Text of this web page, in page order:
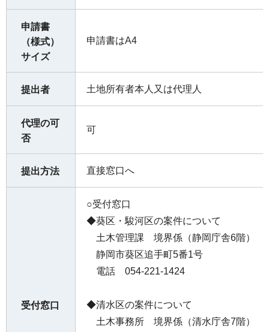
申請書
（様式）
サイズ
申請書はA4
提出者 土地所有者本人又は代理人
代理の可
否
可
提出方法 直接窓口へ
受付窓口
○受付窓口
◆葵区・駿河区の案件について
土木管理課 境界係（静岡庁舎6階）
静岡市葵区追手町5番1号
電話 054-221-1424
◆清水区の案件について
土木事務所 境界係（清水庁舎7階）